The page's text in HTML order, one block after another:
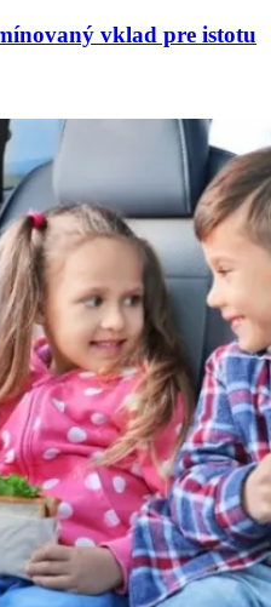
vklad pre istotu